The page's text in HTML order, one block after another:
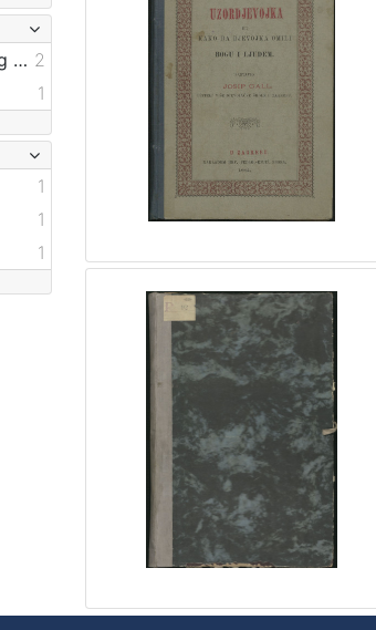
Zagreb na pragu modernog doba 2
1
1
1
1